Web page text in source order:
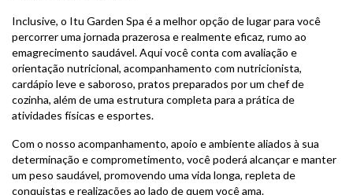
Inclusive, o Itu Garden Spa é a melhor opção de lugar para você
percorrer uma jornada prazerosa e realmente eficaz, rumo ao
emagrecimento saudável. Aqui você conta com avaliação e
orientação nutricional, acompanhamento com nutricionista,
cardápio leve e saboroso, pratos preparados por um chef de
cozinha, além de uma estrutura completa para a prática de
atividades físicas e esportes.
Com o nosso acompanhamento, apoio e ambiente aliados à sua
determinação e comprometimento, você poderá alcançar e manter
um peso saudável, promovendo uma vida longa, repleta de
conquistas e realizações ao lado de quem você ama.